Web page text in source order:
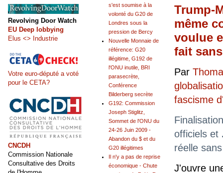
Trump-
même
voulue
fait
Par
fascisme
officiels et
réelle
J'ouvre
s'est soumise à la
volonté du G20 de
Londres sous la
pression de Bercy
Nouvelle Monnaie de
référence: G20
illégitime, G192 de
l'ONU inutile, BRI
parasecrète,
Conférence
Bilderberg secrète
G192: Commission
Joseph Stiglitz,
Sommet de l'ONU du
24-26 Juin 2009 -
Abandon du $ et du
G20 illégitimes
Il n'y a pas de reprise
économique - Chute
Revolving Door Watch
EU Deep lobbying
Elus <> Industrie
Votre euro-député a voté
pour le CETA?
CNCDH
Commission Nationale
Consultative des Droits